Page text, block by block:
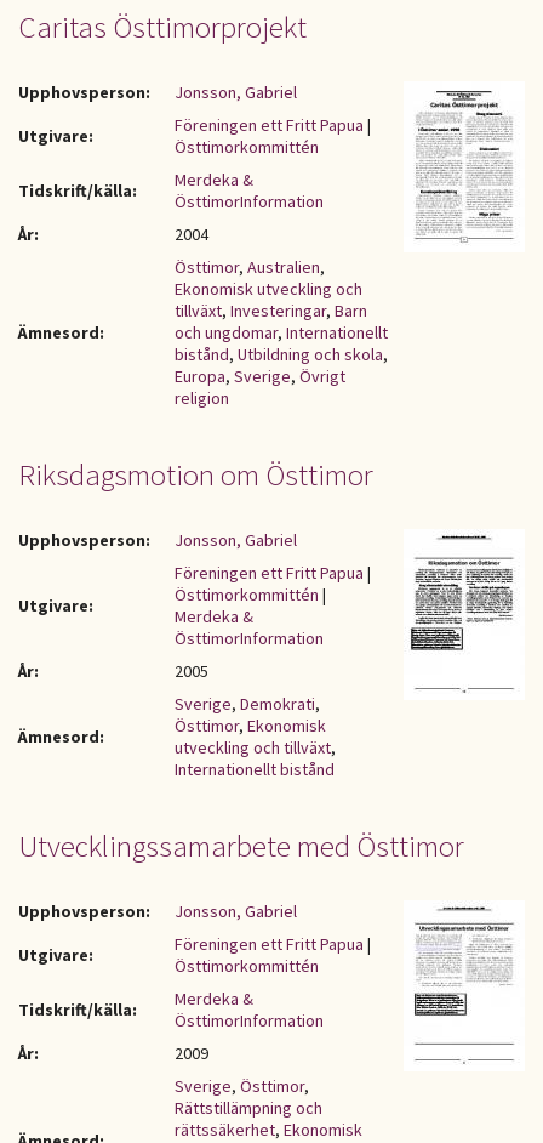
Caritas Östtimorprojekt
Upphovsperson:
Jonsson, Gabriel
Utgivare:
Föreningen ett Fritt Papua |
Östtimorkommittén
Tidskrift/källa:
Merdeka &
ÖsttimorInformation
År:
2004
Ämnesord:
Östtimor, Australien,
Ekonomisk utveckling och
tillväxt, Investeringar, Barn
och ungdomar, Internationellt
bistånd, Utbildning och skola,
Europa, Sverige, Övrigt
religion
Riksdagsmotion om Östtimor
Upphovsperson: Jonsson, Gabriel
Utgivare:
Föreningen ett Fritt Papua |
Östtimorkommittén |
Merdeka &
ÖsttimorInformation
År:
2005
Ämnesord:
Sverige, Demokrati,
Östtimor, Ekonomisk
utveckling och tillväxt,
Internationellt bistånd
Utvecklingssamarbete med Östtimor
Upphovsperson:
Jonsson, Gabriel
Utgivare:
Föreningen ett Fritt Papua |
Östtimorkommittén
Tidskrift/källa:
Merdeka &
ÖsttimorInformation
År:
2009
Sverige, Östtimor,
Rättstillämpning och
rättssäkerhet, Ekonomisk